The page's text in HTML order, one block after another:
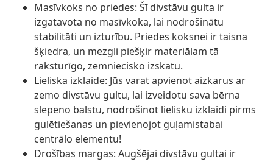
Masīvkoks no priedes: Šī divstāvu gulta ir
izgatavota no masīvkoka, lai nodrošinātu
stabilitāti un izturību. Priedes koksnei ir taisna
šķiedra, un mezgli piešķir materiālam tā
raksturīgo, zemniecisko izskatu.
Lieliska izklaide: Jūs varat apvienot aizkarus ar
zemo divstāvu gultu, lai izveidotu sava bērna
slepeno balstu, nodrošinot lielisku izklaidi pirms
gulētiešanas un pievienojot guļamistabai
centrālo elementu!
Drošības margas: Augšējai divstāvu gultai ir